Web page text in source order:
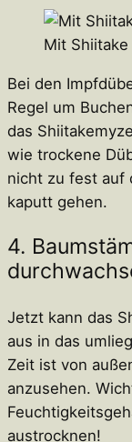
Mit
Bei den
Regel um
das
wie trockene
nicht zu fest auf
kaputt gehen.
4.
Jetzt kann das
aus in das
Zeit ist von
anzusehen.
austrocknen!